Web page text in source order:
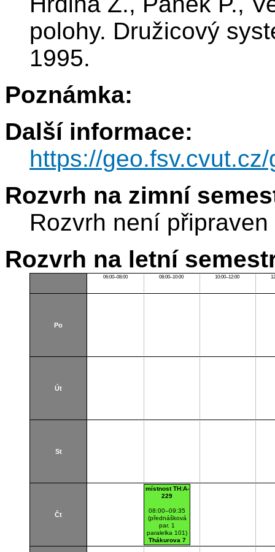
polohy. Družicový
1995.
Poznámka:
Další informace:
https://
Rozvrh na zimní
Rozvrh není připraven
Rozvrh na letní
06:00–08:00 08:00–10:00 10:00–12:00
Po
Út
St
Čt
místnost TH:A-
229
08:00–09:35
(přednášková
par. 1
paralelka 101)
Thákurova 7
(budova FSv)